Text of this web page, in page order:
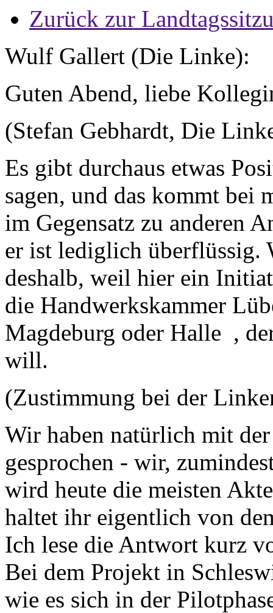
Zurück zur
Wulf Gallert (Die Linke):
Guten Abend, liebe
(Stefan Gebhardt, Die
Es gibt durchaus etwas
sagen, und das kommt
im Gegensatz zu anderen
er ist lediglich überflüssig.
deshalb, weil hier ein
die Handwerkskammer
Magdeburg oder Halle ,
will.
(Zustimmung bei der
Wir haben natürlich mit
gesprochen - wir,
wird heute die meisten
haltet ihr eigentlich von
Ich lese die Antwort kurz
Bei dem Projekt in
wie es sich in der